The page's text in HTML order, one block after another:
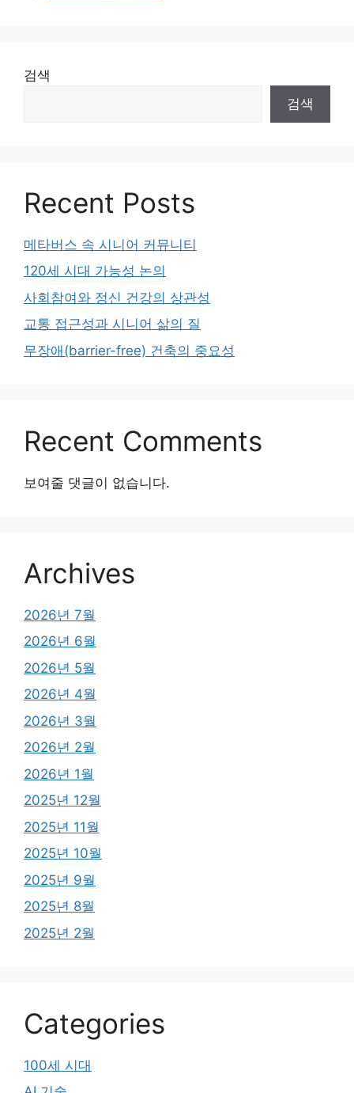
검색
검색
Recent Posts
메타버스 속 시니어 커뮤니티
120세 시대 가능성 논의
사회참여와 정신 건강의 상관성
교통 접근성과 시니어 삶의 질
무장애(barrier-free) 건축의 중요성
Recent Comments
보여줄 댓글이 없습니다.
Archives
2026년 7월
2026년 6월
2026년 5월
2026년 4월
2026년 3월
2026년 2월
2026년 1월
2025년 12월
2025년 11월
2025년 10월
2025년 9월
2025년 8월
2025년 2월
Categories
100세 시대